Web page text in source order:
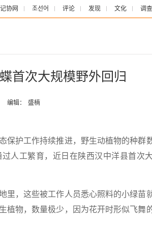
协网 조선어 评论 发现 文化 调查
首次大规模野外回归
编辑： 盛楠
护工作持续推进，野生动植物的种群
人工繁育，近日在陕西汉中洋县首次
，这些被工作人员悉心照料的小绿苗
植物，数量极少，因为花开时形似飞舞